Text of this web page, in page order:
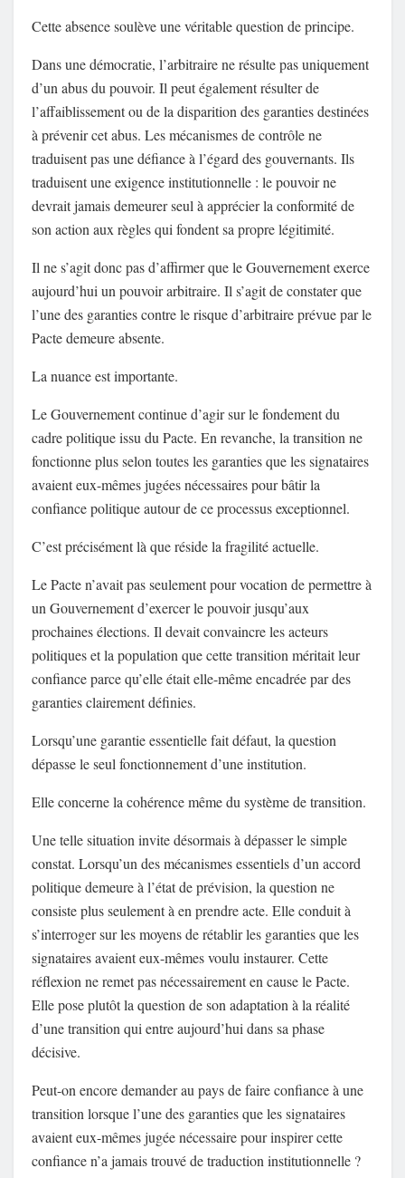
Cette absence soulève une véritable question de principe.
Dans une démocratie, l’arbitraire ne résulte pas uniquement
d’un abus du pouvoir. Il peut également résulter de
l’affaiblissement ou de la disparition des garanties destinées
à prévenir cet abus. Les mécanismes de contrôle ne
traduisent pas une défiance à l’égard des gouvernants. Ils
traduisent une exigence institutionnelle : le pouvoir ne
devrait jamais demeurer seul à apprécier la conformité de
son action aux règles qui fondent sa propre légitimité.
Il ne s’agit donc pas d’affirmer que le Gouvernement exerce
aujourd’hui un pouvoir arbitraire. Il s’agit de constater que
l’une des garanties contre le risque d’arbitraire prévue par le
Pacte demeure absente.
La nuance est importante.
Le Gouvernement continue d’agir sur le fondement du
cadre politique issu du Pacte. En revanche, la transition ne
fonctionne plus selon toutes les garanties que les signataires
avaient eux-mêmes jugées nécessaires pour bâtir la
confiance politique autour de ce processus exceptionnel.
C’est précisément là que réside la fragilité actuelle.
Le Pacte n’avait pas seulement pour vocation de permettre à
un Gouvernement d’exercer le pouvoir jusqu’aux
prochaines élections. Il devait convaincre les acteurs
politiques et la population que cette transition méritait leur
confiance parce qu’elle était elle-même encadrée par des
garanties clairement définies.
Lorsqu’une garantie essentielle fait défaut, la question
dépasse le seul fonctionnement d’une institution.
Elle concerne la cohérence même du système de transition.
Une telle situation invite désormais à dépasser le simple
constat. Lorsqu’un des mécanismes essentiels d’un accord
politique demeure à l’état de prévision, la question ne
consiste plus seulement à en prendre acte. Elle conduit à
s’interroger sur les moyens de rétablir les garanties que les
signataires avaient eux-mêmes voulu instaurer. Cette
réflexion ne remet pas nécessairement en cause le Pacte.
Elle pose plutôt la question de son adaptation à la réalité
d’une transition qui entre aujourd’hui dans sa phase
décisive.
Peut-on encore demander au pays de faire confiance à une
transition lorsque l’une des garanties que les signataires
avaient eux-mêmes jugée nécessaire pour inspirer cette
confiance n’a jamais trouvé de traduction institutionnelle ?